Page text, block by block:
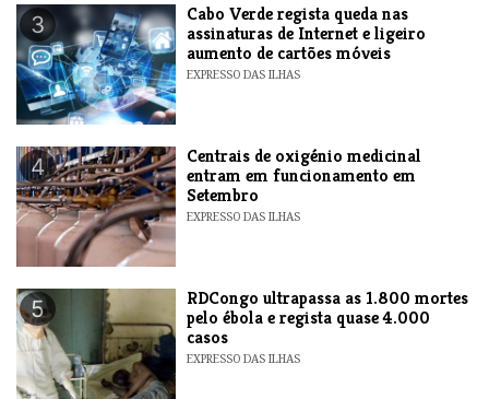
3
Cabo Verde regista queda nas
assinaturas de Internet e ligeiro
aumento de cartões móveis
EXPRESSO DAS ILHAS
4
Centrais de oxigénio medicinal
entram em funcionamento em
Setembro
EXPRESSO DAS ILHAS
5
RDCongo ultrapassa as 1.800 mortes
pelo ébola e regista quase 4.000
casos
EXPRESSO DAS ILHAS